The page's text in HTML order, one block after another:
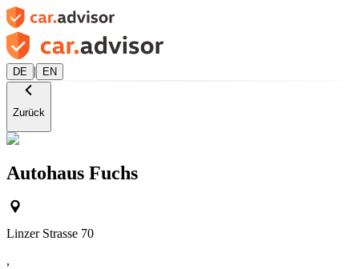
DE | EN
Zurück
Autohaus Fuchs
Linzer Strasse 70
,